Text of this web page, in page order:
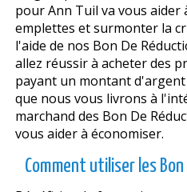
pour Ann Tuil va vous aider
emplettes et surmonter la
l'aide de nos Bon De
allez réussir à acheter des
payant un montant
que nous vous livrons à
marchand des Bon De
vous aider à économiser.
Comment utiliser les Bon